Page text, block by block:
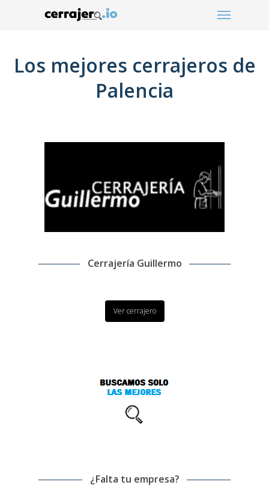
Menu
Los mejores cerrajeros de
Palencia
Cerrajería Guillermo
Ver cerrajero
¿Falta tu empresa?